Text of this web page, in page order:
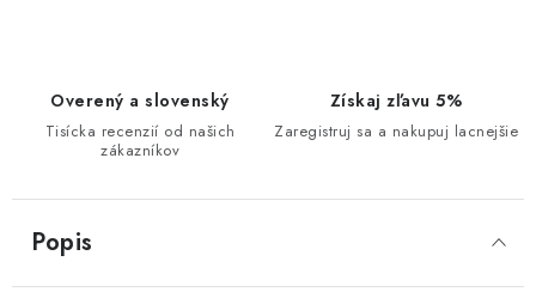
Overený a slovenský
Tisícka recenzií od našich
zákazníkov
Získaj zľavu 5%
Zaregistruj sa a nakupuj lacnejšie
Popis